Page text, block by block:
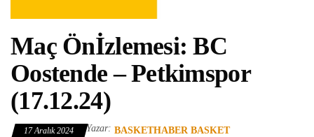
Maç Önİzlemesi: BC
Oostende – Petkimspor
(17.12.24)
17 Aralık 2024 Yazar: BASKETHABER BASKET